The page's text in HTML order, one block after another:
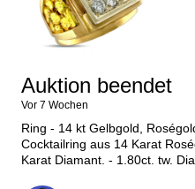
Auktion beendet
Vor 7 Wochen
Ring - 14 kt Gelbgold,
Cocktailring aus 14 Karat
Karat Diamant. -